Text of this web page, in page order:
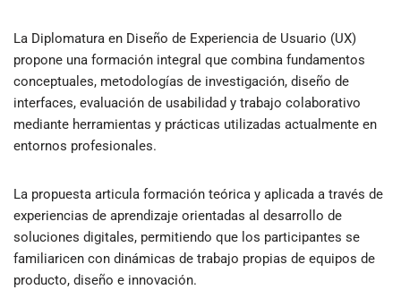
La Diplomatura en Diseño de Experiencia de Usuario (UX)
propone una formación integral que combina fundamentos
conceptuales, metodologías de investigación, diseño de
interfaces, evaluación de usabilidad y trabajo colaborativo
mediante herramientas y prácticas utilizadas actualmente en
entornos profesionales.
La propuesta articula formación teórica y aplicada a través de
experiencias de aprendizaje orientadas al desarrollo de
soluciones digitales, permitiendo que los participantes se
familiaricen con dinámicas de trabajo propias de equipos de
producto, diseño e innovación.